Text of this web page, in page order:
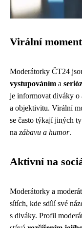
Virální
Moderátorky ČT24
vystupováním a
je informovat diváky o
a objektivitu. Virální
se často týkají jiných
na zábavu a humor.
Aktivní na
Moderátorky a
sítích, kde sdílí své
s diváky. Profil